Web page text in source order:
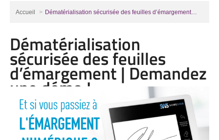
Vous êtes ici :
Accueil Dématérialisation sécurisée des feuilles d’émargement…
Dématérialisation
sécurisée des feuilles
d’émargement | Demandez
une démo !